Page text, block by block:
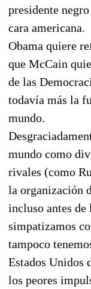
presidente
cara americana.
Obama quiere
que McCain
de las
todavía más la
mundo.
mundo como
rivales (como
la organización
incluso antes
simpatizamos
tampoco
Estados Unidos
los peores